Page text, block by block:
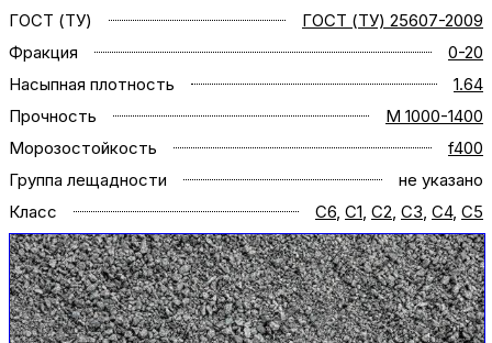
ГОСТ (ТУ)
ГОСТ (ТУ) 25607-2009
Фракция
0-20
Насыпная плотность
1.64
Прочность
M 1000-1400
Морозостойкость
f400
Группа лещадности
не указано
Класс
C6, С1, C2, C3, C4, C5